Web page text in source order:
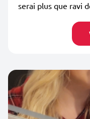
serai plus que ravi